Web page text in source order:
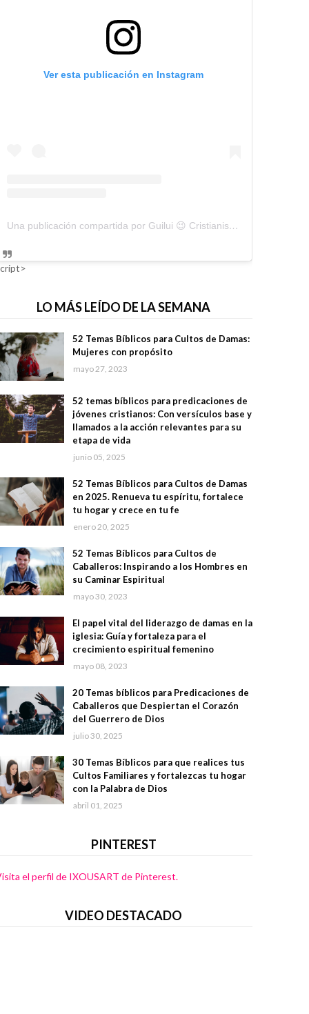
Ver esta publicación en Instagram
Una publicación compartida por Guilui 😉 Cristianismo Viral (@guiluiviral)
LO MÁS LEÍDO DE LA SEMANA
52 Temas Bíblicos para Cultos de Damas:
Mujeres con propósito
mayo 27, 2023
52 temas bíblicos para predicaciones de
jóvenes cristianos: Con versículos base y
llamados a la acción relevantes para su
etapa de vida
junio 05, 2025
52 Temas Bíblicos para Cultos de Damas
en 2025. Renueva tu espíritu, fortalece
tu hogar y crece en tu fe
enero 20, 2025
52 Temas Bíblicos para Cultos de
Caballeros: Inspirando a los Hombres en
su Caminar Espiritual
mayo 30, 2023
El papel vital del liderazgo de damas en la
iglesia: Guía y fortaleza para el
crecimiento espiritual femenino
mayo 08, 2023
20 Temas bíblicos para Predicaciones de
Caballeros que Despiertan el Corazón
del Guerrero de Dios
julio 30, 2025
30 Temas Bíblicos para que realices tus
Cultos Familiares y fortalezcas tu hogar
con la Palabra de Dios
abril 01, 2025
PINTEREST
el perfil de IXOUSART de Pinterest.
VIDEO DESTACADO